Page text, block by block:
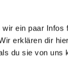
ein paar
erklären dir
du sie von uns